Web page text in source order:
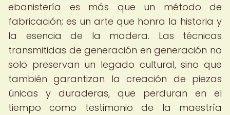
ebanistería es más que un método de
fabricación; es un arte que honra la historia y
la esencia de la madera. Las técnicas
transmitidas de generación en generación no
solo preservan un legado cultural, sino que
también garantizan la creación de piezas
únicas y duraderas, que perduran en el
tiempo como testimonio de la maestría